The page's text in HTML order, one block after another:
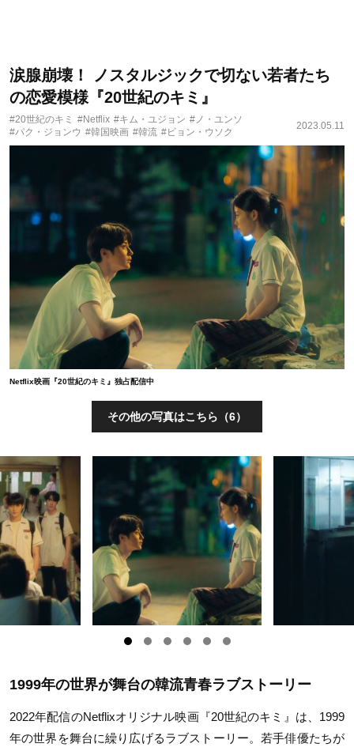
涙腺崩壊！ ノスタルジックで切ない若者たち
の恋愛模様『20世紀のキミ』
#20世紀のキミ #Netflix #キム・ユジョン #ノ・ユンソ
#パク・ジョンウ #韓国映画 #韓流 #ビョン・ウソク
2023.05.11
Netflix映画『20世紀のキミ』独占配信中
その他の写真はこちら（6）
1999年の世界が舞台の韓流青春ラブストーリー
2022年配信のNetflixオリジナル映画『20世紀のキミ』は、1999
年の世界を舞台に繰り広げるラブストーリー。若手俳優たちが